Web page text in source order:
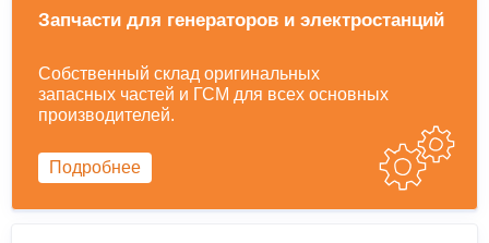
Запчасти для генераторов и электростанций
Собственный склад оригинальных
запасных частей и ГСМ для всех основных
производителей.
Подробнее